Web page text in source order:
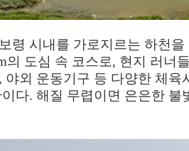
령 시내를 가로지르는 하천
의 도심 속 코스로, 현지 러너
, 야외 운동기구 등 다양한 체육
다. 해질 무렵이면 은은한 불